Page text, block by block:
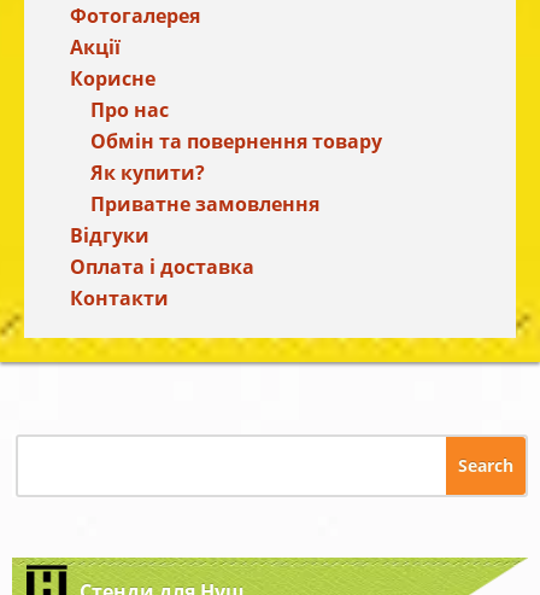
Фотогалерея
Акції
Корисне
Про нас
Обмін та повернення товару
Як купити?
Приватне замовлення
Відгуки
Оплата і доставка
Контакти